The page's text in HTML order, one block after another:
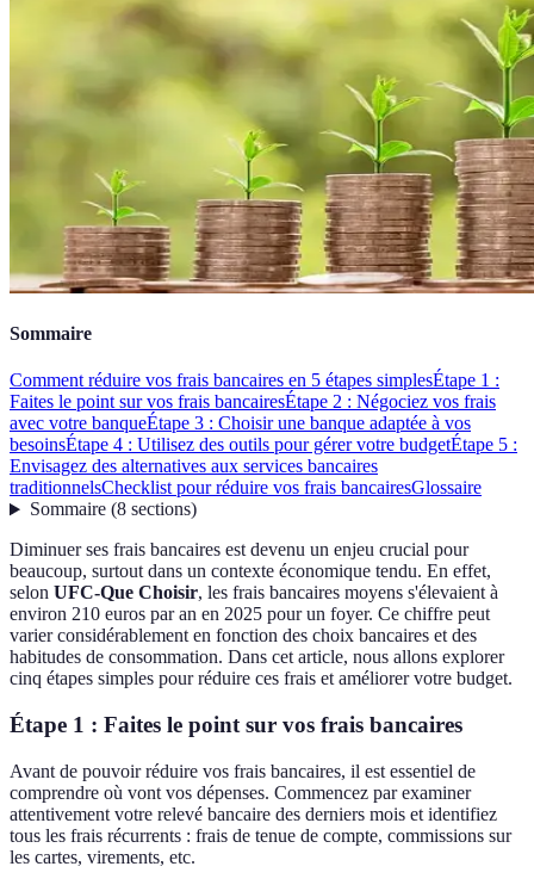
Sommaire
Comment réduire vos frais bancaires en 5 étapes simplesÉtape 1 :
Faites le point sur vos frais bancairesÉtape 2 : Négociez vos frais
avec votre banqueÉtape 3 : Choisir une banque adaptée à vos
besoinsÉtape 4 : Utilisez des outils pour gérer votre budgetÉtape 5 :
Envisagez des alternatives aux services bancaires
traditionnelsChecklist pour réduire vos frais bancairesGlossaire
Sommaire(8 sections)
Diminuer ses frais bancaires est devenu un enjeu crucial pour
beaucoup, surtout dans un contexte économique tendu. En effet,
selon UFC-Que Choisir, les frais bancaires moyens s'élevaient à
environ 210 euros par an en 2025 pour un foyer. Ce chiffre peut
varier considérablement en fonction des choix bancaires et des
habitudes de consommation. Dans cet article, nous allons explorer
cinq étapes simples pour réduire ces frais et améliorer votre budget.
Étape 1 : Faites le point sur vos frais bancaires
Avant de pouvoir réduire vos frais bancaires, il est essentiel de
comprendre où vont vos dépenses. Commencez par examiner
attentivement votre relevé bancaire des derniers mois et identifiez
tous les frais récurrents : frais de tenue de compte, commissions sur
les cartes, virements, etc.